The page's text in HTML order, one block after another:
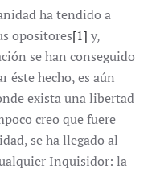
ha tendido a
opositores[1] y,
se han conseguido
éste hecho, es aún
exista una libertad
creo que fuere
se ha llegado al
Inquisidor: la